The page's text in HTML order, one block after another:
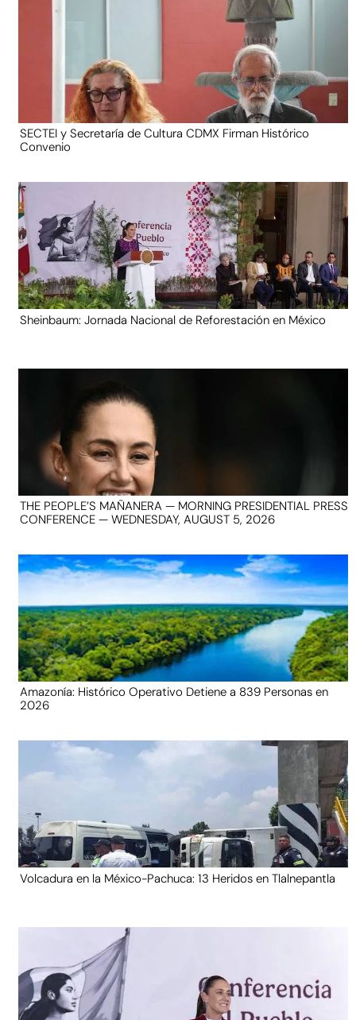
SECTEI y Secretaría de Cultura CDMX Firman Histórico
Convenio
Sheinbaum: Jornada Nacional de Reforestación en México
THE PEOPLE’S MAÑANERA — MORNING PRESIDENTIAL PRESS
CONFERENCE — WEDNESDAY, AUGUST 5, 2026
Amazonía: Histórico Operativo Detiene a 839 Personas en
2026
Volcadura en la México-Pachuca: 13 Heridos en Tlalnepantla